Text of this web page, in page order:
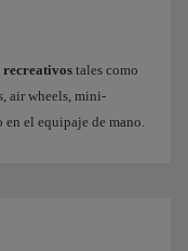
recreativos tales como
air wheels, mini-
el equipaje de mano.